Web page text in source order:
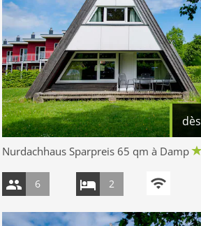
dès
Nurdachhaus Sparpreis 65 qm à Damp
6 2